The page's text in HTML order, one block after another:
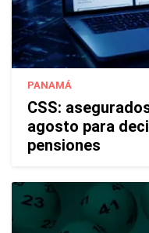
PANAMÁ
CSS:
agosto para
pensiones